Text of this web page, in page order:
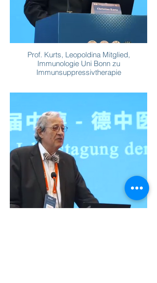
Prof. Kurts, Leopoldina Mitglied,
Immunologie Uni Bonn zu
Immunsuppressivtherapie